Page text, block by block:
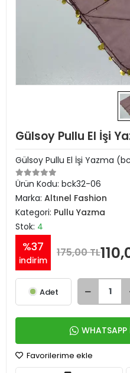
Gülsoy Pullu El İşi
Gülsoy Pullu El İşi Yazma
Ürün Kodu: bck32-06
Marka: Altınel Fashion
Kategori: Pullu Yazma
Stok: 4
%37
indirim
175,00 TL
Adet
WHATSAPP
Favorilerime ekle